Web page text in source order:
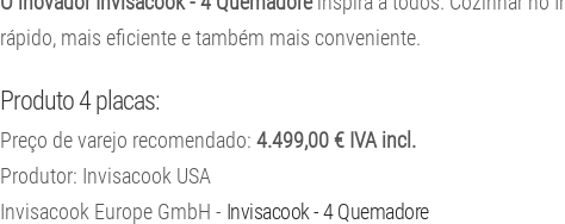
rápido, mais eficiente e também mais conveniente.
Produto 4 placas:
Preço de varejo recomendado: 4.499,00 € IVA incl.
Produtor: Invisacook USA
Invisacook Europe GmbH - Invisacook - 4 Quemadore